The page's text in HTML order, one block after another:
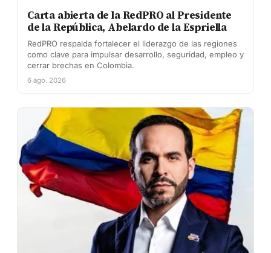
Carta abierta de la RedPRO al Presidente
de la República, Abelardo de la Espriella
RedPRO respalda fortalecer el liderazgo de las regiones
como clave para impulsar desarrollo, seguridad, empleo y
cerrar brechas en Colombia.
6 ago. 2026